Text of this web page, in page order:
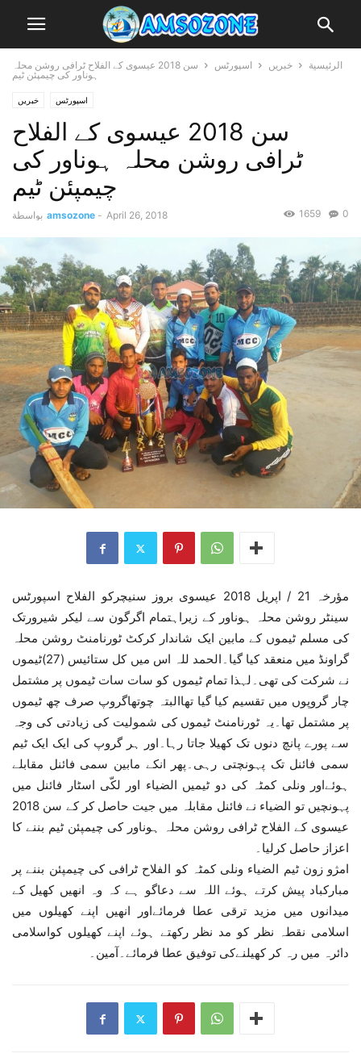
الرئيسية خبریں اسپورٹس
سن 2018 عیسوی کے الفلاح ٹرافی روشن محلہ
ہوناور کی چیمپئن ٹیم
خبریں اسپورٹس
سن 2018 عیسوی کے الفلاح
ٹرافی روشن محلہ ہوناور کی
چیمپئن ٹیم
بواسطة amsozone - April 26, 2018 0
1659
مؤرخہ 21 / اپریل 2018 عیسوی بروز سنیچرکو الفلاح اسپورٹس
سینٹر روشن محلہ ہوناور کے زیراہتمام اگرگون سے لیکر شیرورتک
کی مسلم ٹیموں کے مابین ایک شاندار کرکٹ ٹورنامنٹ روشن محلہ
گراونڈ میں منعقد کیا گیا۔الحمد للہ اس میں کل ستائیس (27)ٹیموں
نے شرکت کی تھی۔لہذا تمام ٹیموں کو سات سات ٹیموں پر مشتمل
چار گروپوں میں تقسیم کیا گیا تھاالبتہ چوتھاگروپ صرف چھ ٹیموں
پر مشتمل تھا۔یہ ٹورنامنٹ ٹیموں کی شمولیت کی زیادتی کی وجہ
سے پورے پانچ دنوں تک کھیلا جاتا رہا۔اور ہر گروپ کی ایک ایک ٹیم
سمی فائنل تک پہونچتی رہی۔پھر انکے مابین سمی فائنل مقابلے
ہوئےاور ونلی کمٹہ کی دو ٹیمیں الضیاء اور لکّی اسٹار فائنل میں
پہونچیں تو الضیاء نے فائنل مقابلہ میں جیت حاصل کر کے سن 2018
عیسوی کے الفلاح ٹرافی روشن محلہ ہوناور کی چیمپئن ٹیم بننے کا
اعزاز حاصل کرلیا۔
امژو زون ٹیم الضیاء ونلی کمٹہ کو الفلاح ٹرافی کی چیمپئن بننے پر
مبارکباد پیش کرتے ہوئے اللہ سے دعاگو ہے کہ وہ انھیں کھیل کے
میدانوں میں مزید ترقی عطا فرمائےاور انھیں اپنے کھیلوں میں
اسلامی نقطہ نظر کو مد نظر رکھتے ہوئے اپنے کھیلوں کواسلامی
دائرہ میں رہ کر کھیلنےکی توفیق عطا فرمائے۔آمین۔